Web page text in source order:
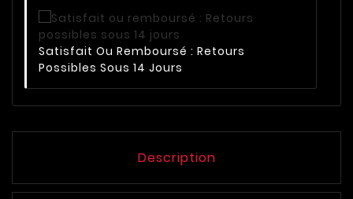
Satisfait Ou Remboursé : Retours
Possibles Sous 14 Jours
Description